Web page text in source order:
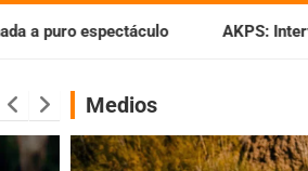
AKPS: Intervino la IGJ y oficializó el
Medios